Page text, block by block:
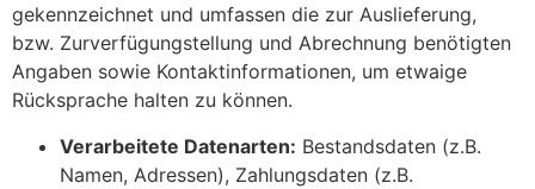
gekennzeichnet und umfassen die zur Auslieferung,
bzw. Zurverfügungstellung und Abrechnung benötigten
Angaben sowie Kontaktinformationen, um etwaige
Rücksprache halten zu können.
Verarbeitete Datenarten: Bestandsdaten (z.B.
Namen, Adressen), Zahlungsdaten (z.B.